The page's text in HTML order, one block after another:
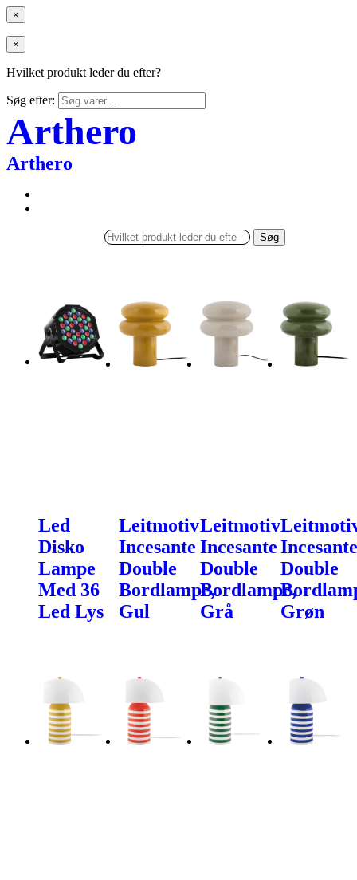
×
×
Hvilket produkt leder du efter?
Søg efter:
Arthero
Arthero
Søg
Led
Disko
Lampe
Med 36
Led Lys
Leitmotiv
Incesante
Double
Bordlampe,
Gul
Leitmotiv
Incesante
Double
Bordlampe,
Grå
Incesante
Double
Grøn